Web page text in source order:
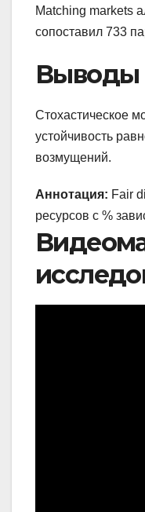
Matching markets
сопоставил 733
Выводы
Стохастическое
устойчивость
возмущений.
Аннотация: Fair
ресурсов с %